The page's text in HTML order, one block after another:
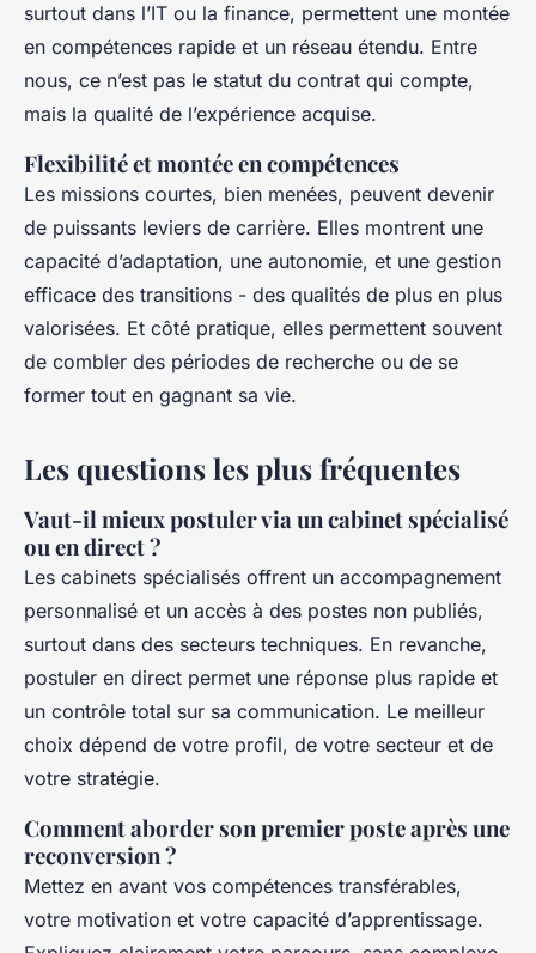
surtout dans l’IT ou la finance, permettent une montée
en compétences rapide et un réseau étendu. Entre
nous, ce n’est pas le statut du contrat qui compte,
mais la qualité de l’expérience acquise.
Flexibilité et montée en compétences
Les missions courtes, bien menées, peuvent devenir
de puissants leviers de carrière. Elles montrent une
capacité d’adaptation, une autonomie, et une gestion
efficace des transitions - des qualités de plus en plus
valorisées. Et côté pratique, elles permettent souvent
de combler des périodes de recherche ou de se
former tout en gagnant sa vie.
Les questions les plus fréquentes
Vaut-il mieux postuler via un cabinet spécialisé
ou en direct ?
Les cabinets spécialisés offrent un accompagnement
personnalisé et un accès à des postes non publiés,
surtout dans des secteurs techniques. En revanche,
postuler en direct permet une réponse plus rapide et
un contrôle total sur sa communication. Le meilleur
choix dépend de votre profil, de votre secteur et de
votre stratégie.
Comment aborder son premier poste après une
reconversion ?
Mettez en avant vos compétences transférables,
votre motivation et votre capacité d’apprentissage.